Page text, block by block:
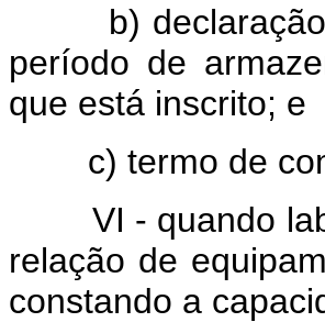
b) declaração
período de
que está inscrito; e
c) termo de
VI - quando
relação de
constando a